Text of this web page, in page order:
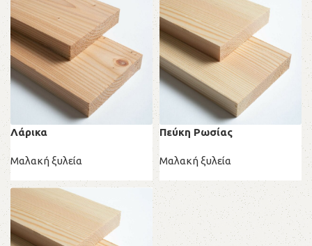
Λάρικα
Μαλακή ξυλεία
Πεύκη Ρωσίας
Μαλακή ξυλεία